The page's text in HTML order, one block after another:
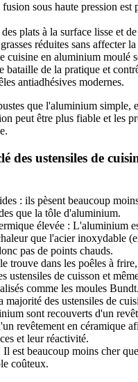
sous haute pression est
plats à la surface lisse et
réduites sans affecter
cuisine en aluminium moulé
bataille de la pratique et
antiadhésives modernes.
que l'aluminium simple,
peut être plus fiable et les
des ustensiles de
: ils pèsent beaucoup
que la tôle d'aluminium.
élevée : L'aluminium
que l'acier inoxydable
pas de points chauds.
trouve dans les poêles à frire,
ustensiles de cuisson et
comme les moules Bundt.
majorité des ustensiles de
sont recouverts d'un
revêtement en céramique
et leur réactivité.
est beaucoup moins cher
coûteux.